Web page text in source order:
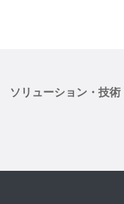
ソリューション・技術